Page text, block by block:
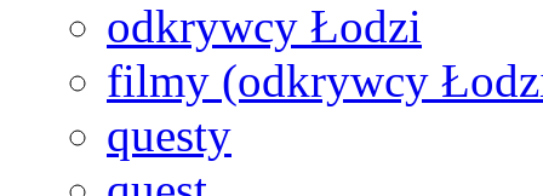
odkrywcy Łodzi
filmy (odkrywcy
questy